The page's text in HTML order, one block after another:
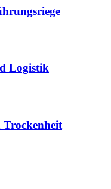
Logistik
Trockenheit